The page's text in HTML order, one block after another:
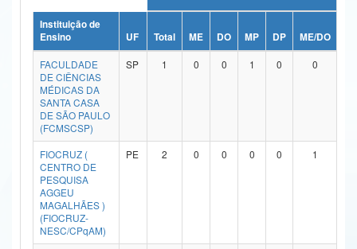
Ministério da Ciência, Tecnologia, Inovações e Comunicações
Ministério do Meio Ambiente
Ministério do Turismo
Ministério do Desenvolvimento Regional
Ministério da Mulher, da Família e dos Direitos Humanos
Secretaria-Geral
Secretaria de Governo
Instituição de
Ensino
UF Total ME DO MP DP ME/DO
FACULDADE
DE CIÊNCIAS
MÉDICAS DA
SANTA CASA
DE SÃO PAULO
(FCMSCSP)
SP 1 0 0 1 0 0
FIOCRUZ (
CENTRO DE
PESQUISA
AGGEU
MAGALHÃES )
(FIOCRUZ-
NESC/CPqAM)
PE 2 0 0 0 0 1